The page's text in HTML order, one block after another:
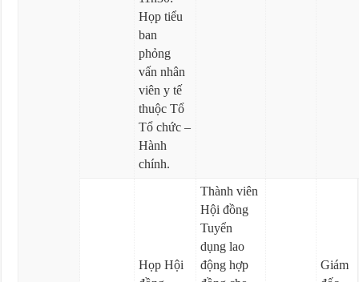
Họp tiểu
ban
phỏng
vấn nhân
viên y tế
thuộc Tổ
Tổ chức –
Hành
chính.
Họp Hội
Thành viên
Hội đồng
Tuyển
dụng lao
động hợp
Giám